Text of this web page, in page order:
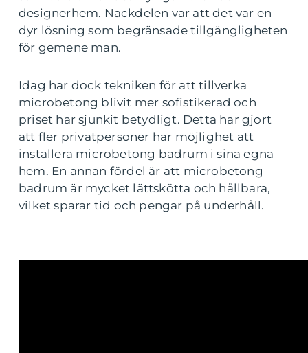
designerhem. Nackdelen var att det var en
dyr lösning som begränsade tillgängligheten
för gemene man.
Idag har dock tekniken för att tillverka
microbetong blivit mer sofistikerad och
priset har sjunkit betydligt. Detta har gjort
att fler privatpersoner har möjlighet att
installera microbetong badrum i sina egna
hem. En annan fördel är att microbetong
badrum är mycket lättskötta och hållbara,
vilket sparar tid och pengar på underhåll.